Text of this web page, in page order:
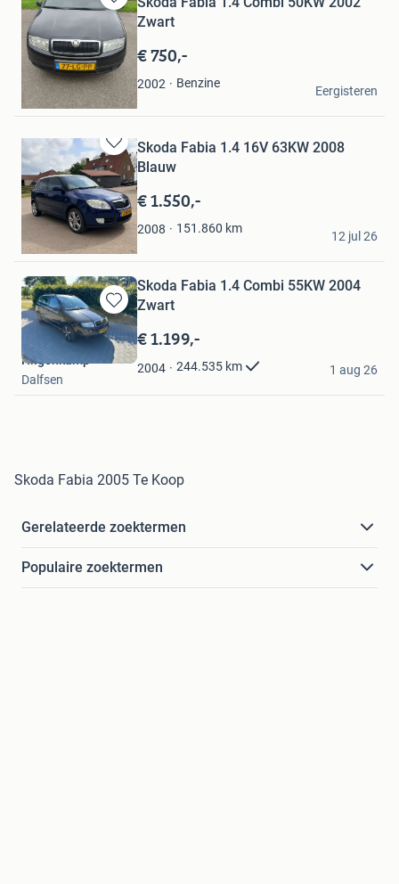
Bewaren
in
Mijn
Favorieten
Zwart
€ 750,-
2002 Benzine
Mulder
Leeuwarden
Eergisteren
Bewaren
in
Mijn
Favorieten
Skoda Fabia 1.4 16V 63KW 2008
Blauw
€ 1.550,-
2008 151.860 km
Daniël T.
Kraggenburg
12 jul 26
Bewaren
in
Mijn
Favorieten
Skoda Fabia 1.4 Combi 55KW 2004
Zwart
€ 1.199,-
2004 244.535 km
Hilgenkamp
Dalfsen
1 aug 26
Skoda Fabia 2005 Te Koop
Gerelateerde zoektermen
Populaire zoektermen